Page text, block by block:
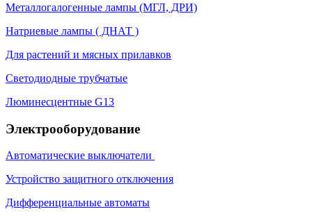
Металлогалогенные лампы (МГЛ, ДРИ)
Натриевые лампы ( ДНАТ )
Для растений и мясных прилавков
Светодиодные трубчатые
Люминесцентные G13
Электрооборудование
Автоматические выключатели
Устройство защитного отключения
Дифференциальные автоматы